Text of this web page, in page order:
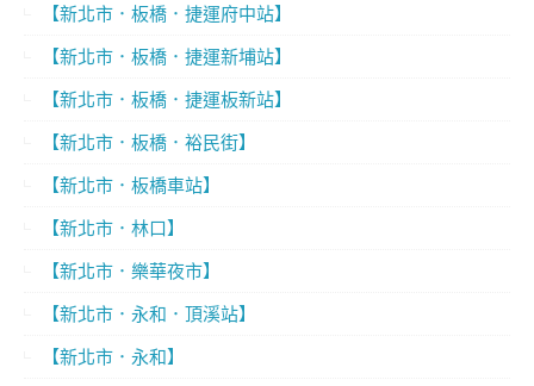
【新北市．板橋．捷運府中站】
【新北市．板橋．捷運新埔站】
【新北市．板橋．捷運板新站】
【新北市．板橋．裕民街】
【新北市．板橋車站】
【新北市．林口】
【新北市．樂華夜市】
【新北市．永和．頂溪站】
【新北市．永和】